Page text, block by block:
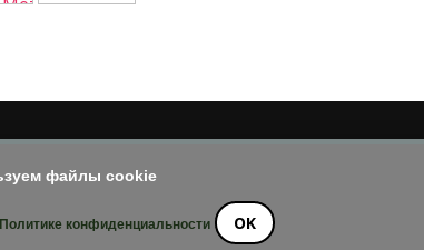
файлы cookie
Политике конфиденциальности OK
при наличии активной и индексируемой ссылки на
Blossom. На платформеWordPress